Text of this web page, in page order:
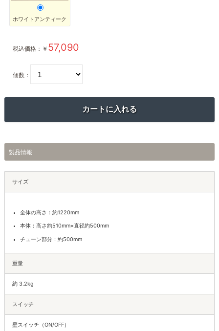
ホワイトアンティーク
税込価格： ￥ 57,090
個数：
製品情報
サイズ
全体の高さ：約1220mm
本体：高さ約510mm×直径約500mm
チェーン部分：約500mm
重量
約 3.2kg
スイッチ
壁スイッチ（ON/OFF）